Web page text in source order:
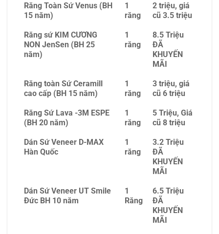
Răng Toàn Sứ Venus (BH
15 năm)
1
răng
2 triệu, giá
cũ 3.5 triệu
Răng sứ KIM CƯƠNG
NON JenSen (BH 25
năm)
1
răng
8.5 Triệu
ĐÃ
KHUYẾN
MÃI
Răng toàn Sứ Ceramill
cao cấp (BH 15 năm)
1
răng
3 triệu, giá
cũ 6 triệu
Răng Sứ Lava -3M ESPE
(BH 20 năm)
1
răng
5 Triệu, Giá
cũ 8 triệu
Dán Sứ Veneer D-MAX
Hàn Quốc
1
răng
3.2 Triệu
ĐÃ
KHUYẾN
MÃI
Dán Sứ Veneer UT Smile
Đức BH 10 năm
1
Răng
6.5 Triệu
ĐÃ
KHUYẾN
MÃI